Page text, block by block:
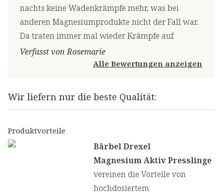
nachts keine Wadenkrämpfe mehr, was bei
anderen Magnesiumprodukte nicht der Fall war.
Da traten immer mal wieder Krämpfe auf.
Verfasst von Rosemarie
Alle Bewertungen anzeigen
Wir liefern nur die beste Qualität:
Produktvorteile
Bärbel Drexel
Magnesium Aktiv Presslinge
vereinen die Vorteile von
hochdosiertem